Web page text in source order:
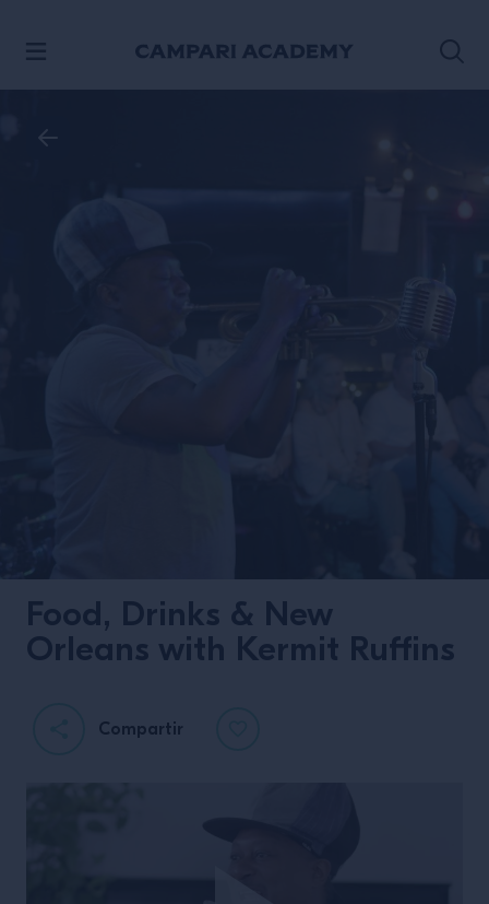
Food, Drinks & New
Orleans with Kermit Ruffins
Compartir